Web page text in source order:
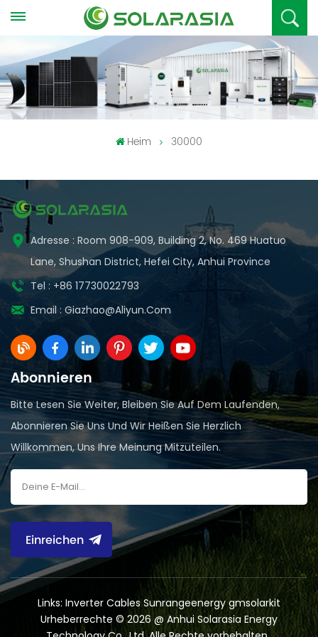
Heim 30000
Adresse : Room 908-909, Building 2, No. 469 Huatuo
Lane, Shushan District, Hefei City, Anhui Province
Tel : +86 17730022793
Email : Giazhao@aliyun.com
Abonnieren
Bitte Lesen Sie Weiter, Bleiben Sie Auf Dem Laufenden,
Abonnieren Sie Uns Und Wir Heißen Sie Herzlich
Willkommen, Uns Ihre Meinung Mitzuteilen.
Einreichen
Links: Inverter Cables Sunrangeenergy gmsolarkit
Urheberrechte © 2026 @ Anhui Solarasia Energy